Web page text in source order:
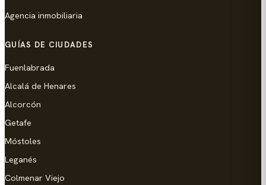
Agencia inmobiliaria
GUÍAS DE CIUDADES
Fuenlabrada
Alcalá de Henares
Alcorcón
Getafe
Móstoles
Leganés
Colmenar Viejo